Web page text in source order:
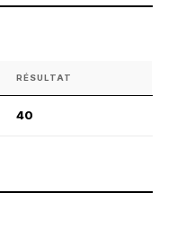
RÉSULTAT
40